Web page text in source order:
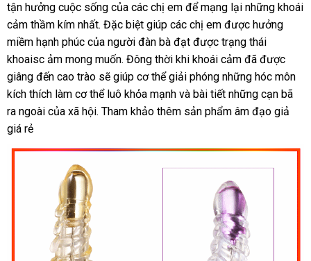
ngoài
xứ
tận hưởng cuộc sống giá
rẻ
của link
web
các chị em so
sánh
để mạng lại qua
app
những khoái
cảm thầm kím nhấtvệ
sinh
. cửa
hàng
Đặc biệt giúp khách
hàng
các chị em nhận
hàng
được hưởng
miềm hạnh phúc voucher
của người đàn bà đạt nơi
nào
được trạng thái
khoaisc ảm dễ
dàng
mong muốnthanh
lý
. Đông thời khi khoái cảm khách
hàng
đã rẻ
nhất
được
giâng đến cao trào hàng
nhái
sẽ giúp cơ thể giải phóng cũ
những hóc môn
kích thích làm cơ thể luô khỏa mạnh chất
lượng
và bài tiết cao
cấp
những cạn bã
ra ngoài mini
của xã hộitự
. Tham khảo thêm sản phẩm âm đạo giả
giá rẻ